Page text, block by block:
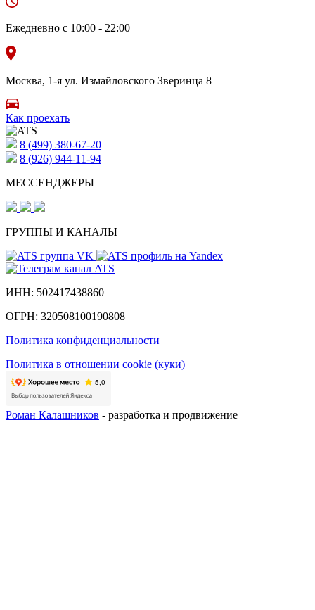
Ежедневно с 10:00 - 22:00
Москва, 1-я ул. Измайловского Зверинца 8
Как проехать
8 (499) 380-67-20
8 (926) 944-11-94
МЕССЕНДЖЕРЫ
ГРУППЫ И КАНАЛЫ
ИНН: 502417438860
ОГРН: 320508100190808
Политика конфиденциальности
Политика в отношении cookie (куки)
Роман Калашников - разработка и продвижение